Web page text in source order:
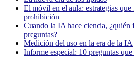
El móvil en el aula: estrategias que
prohibición
Cuando la IA hace ciencia, ¿quién
preguntas?
Medición del uso en la era de la IA
Informe especial: 10 preguntas